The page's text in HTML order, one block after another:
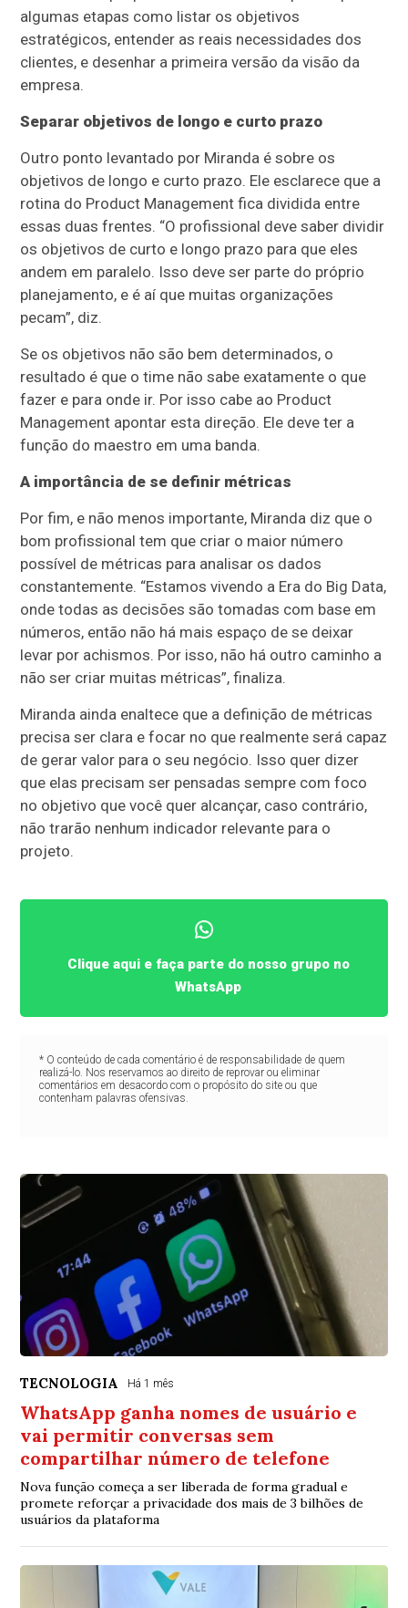
algumas etapas como listar os objetivos
estratégicos, entender as reais necessidades dos
clientes, e desenhar a primeira versão da visão da
empresa.
Separar objetivos de longo e curto prazo
Outro ponto levantado por Miranda é sobre os
objetivos de longo e curto prazo. Ele esclarece que a
rotina do Product Management fica dividida entre
essas duas frentes. “O profissional deve saber dividir
os objetivos de curto e longo prazo para que eles
andem em paralelo. Isso deve ser parte do próprio
planejamento, e é aí que muitas organizações
pecam”, diz.
Se os objetivos não são bem determinados, o
resultado é que o time não sabe exatamente o que
fazer e para onde ir. Por isso cabe ao Product
Management apontar esta direção. Ele deve ter a
função do maestro em uma banda.
A importância de se definir métricas
Por fim, e não menos importante, Miranda diz que o
bom profissional tem que criar o maior número
possível de métricas para analisar os dados
constantemente. “Estamos vivendo a Era do Big Data,
onde todas as decisões são tomadas com base em
números, então não há mais espaço de se deixar
levar por achismos. Por isso, não há outro caminho a
não ser criar muitas métricas”, finaliza.
Miranda ainda enaltece que a definição de métricas
precisa ser clara e focar no que realmente será capaz
de gerar valor para o seu negócio. Isso quer dizer
que elas precisam ser pensadas sempre com foco
no objetivo que você quer alcançar, caso contrário,
não trarão nenhum indicador relevante para o
projeto.
Clique aqui e faça parte do nosso grupo no
WhatsApp
* O conteúdo de cada comentário é de responsabilidade de quem
realizá-lo. Nos reservamos ao direito de reprovar ou eliminar
comentários em desacordo com o propósito do site ou que
contenham palavras ofensivas.
TECNOLOGIA Há 1 mês
WhatsApp ganha nomes de usuário e
vai permitir conversas sem
compartilhar número de telefone
Nova função começa a ser liberada de forma gradual e
promete reforçar a privacidade dos mais de 3 bilhões de
usuários da plataforma